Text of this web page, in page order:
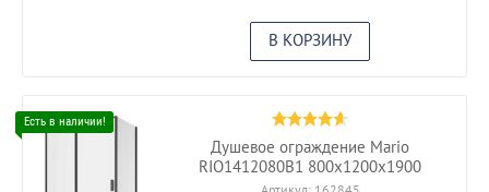
В КОРЗИНУ
Душевое ограждение Mario
RIO1412080B1 800х1200х1900